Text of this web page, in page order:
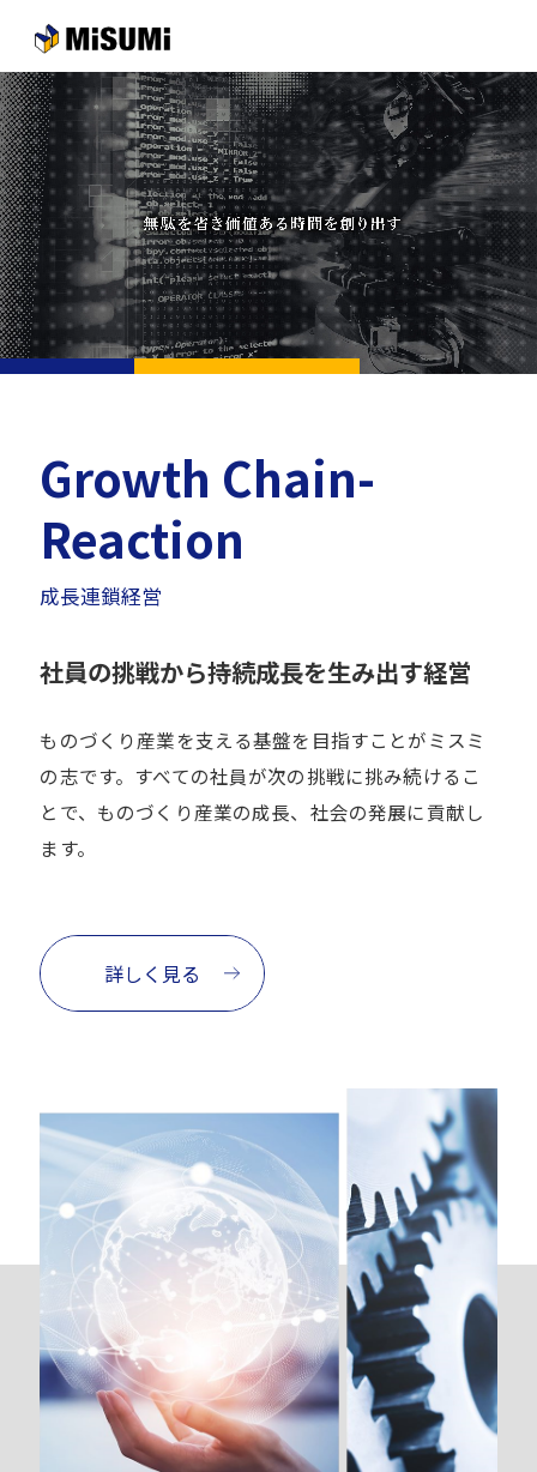
メインコンテンツへスキップする
Growth Chain-
Reaction
成長連鎖経営
社員の挑戦から持続成長を生み出す経営
ものづくり産業を支える基盤を目指すことがミスミ
の志です。すべての社員が次の挑戦に挑み続けるこ
とで、ものづくり産業の成長、社会の発展に貢献し
ます。
詳しく見る